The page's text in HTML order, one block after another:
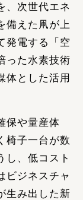
、次世代エネ
備えた凧が上
発電する「空
った水素技術
体とした活用
保や量産体
椅子一台が数
し、低コスト
ビジネスチャ
生み出した新